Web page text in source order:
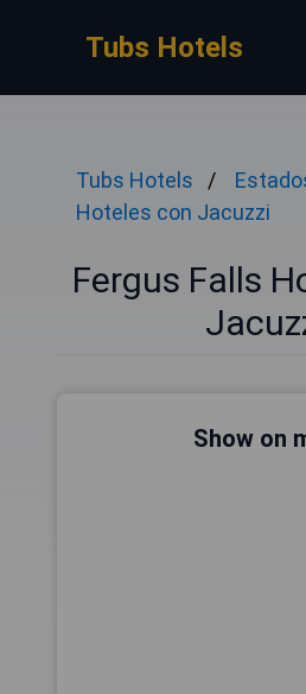
Tubs Hotels
Tubs Hotels
Hoteles con Jacuzzi
Fergus Falls
Show on